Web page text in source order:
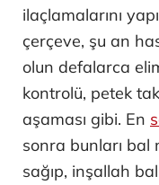
ilaçlamalarını
çerçeve, şu an
olun defalarca
kontrolü, petek
aşaması gibi. En
sonra bunları bal
sağıp, inşallah